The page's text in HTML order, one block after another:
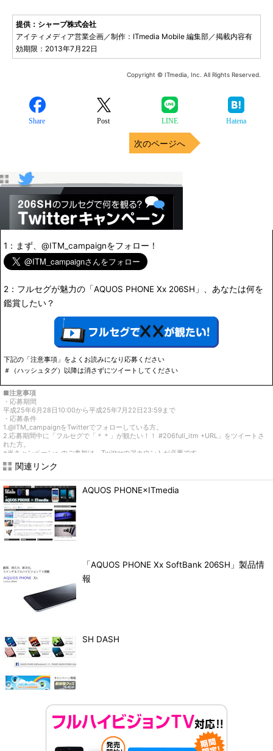
提供：シャープ株式会社
アイティメディア営業企画／制作：ITmedia Mobile 編集部／掲載内容有
効期限：2013年7月22日
Copyright © ITmedia, Inc. All Rights Reserved.
Share Post LINE Hatena
次のページへ
1：まず、 @ITM_campaignをフォロー！
2：フルセグが魅力の「AQUOS PHONE Xx 206SH」、あなたは何を
鑑賞したい？
下記の「注意事項」をよくお読みになり応募ください
＃（ハッシュタグ）以降は消さずにツイートしてください
■注意事項
・応募期間
平成25年6月28日10:00から平成25年7月22日23:59まで
・応募条件
1.@ITM_campaignをTwitterでフォローしている方。
2.応募期間中に「フルセグで「＊＊」が観たい！！ #206full_itm +URL」をツイートさ
れた方。
※当キャンペーンへのご参加は、Twitterのアカウントが必要です。
※お一人様何度でもご応募いただけます。
・当選発表
2013年8月中旬
応募締め切り後、フォローを解除されていない方、ツイートを削除されていない方の中
から抽選を実施します。当選者には、Twitterダイレクトメッセージで@ITM_campaign
アカウントより、ご当選のご連絡させていただきます。
当社からの連絡後、TwitterのDMでご連絡させていただきますのでフォローを解除なさ
らないようお願いします。一週間以内にご連絡が無い場合は、当選無効とさせていただ
きます。
・個人情報の取扱について
プレゼントおよび当選の権利を第三者に譲渡、売買することはできません。 お届け先
は、日本国内に限らせていただきます。
法令等に違反する行為、当社または第三者の権利を侵害するまたはその恐れのある行
為、その他当社が本キャンペーンの運営に際し不適切と判断する行為があった場合、応
募・当選を無効とします。
ツイートされた内容は当ページに掲載される可能性があります。
関連リンク
AQUOS PHONE×ITmedia
「AQUOS PHONE Xx SoftBank 206SH」製品情
報
SH DASH